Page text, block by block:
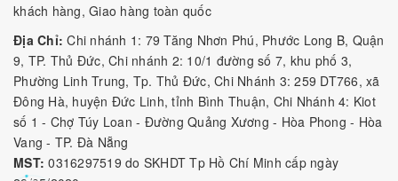
khách hàng, Giao hàng toàn quốc
Địa Chỉ: Chi nhánh 1: 79 Tăng Nhơn Phú, Phước Long B, Quận
9, TP. Thủ Đức, Chi nhánh 2: 10/1 đường số 7, khu phố 3,
Phường Linh Trung, Tp. Thủ Đức, Chi Nhánh 3: 259 DT766, xã
Đông Hà, huyện Đức Linh, tỉnh Bình Thuận, Chi Nhánh 4: Kiot
số 1 - Chợ Túy Loan - Đường Quảng Xương - Hòa Phong - Hòa
Vang - TP. Đà Nẵng
MST: 0316297519 do SKHDT Tp Hồ Chí Minh cấp ngày